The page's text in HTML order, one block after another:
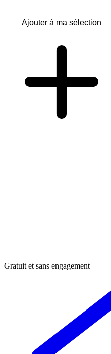
Ajouter à ma sélection
Gratuit et sans engagement